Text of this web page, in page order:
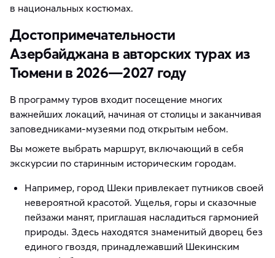
в национальных костюмах.
Достопримечательности
Азербайджана в авторских турах из
Тюмени в 2026—2027 году
В программу туров входит посещение многих
важнейших локаций, начиная от столицы и заканчивая
заповедниками-музеями под открытым небом.
Вы можете выбрать маршрут, включающий в себя
экскурсии по старинным историческим городам.
Например, город Шеки привлекает путников своей
невероятной красотой. Ущелья, горы и сказочные
пейзажи манят, приглашая насладиться гармонией
природы. Здесь находятся знаменитый дворец без
единого гвоздя, принадлежавший Шекинским